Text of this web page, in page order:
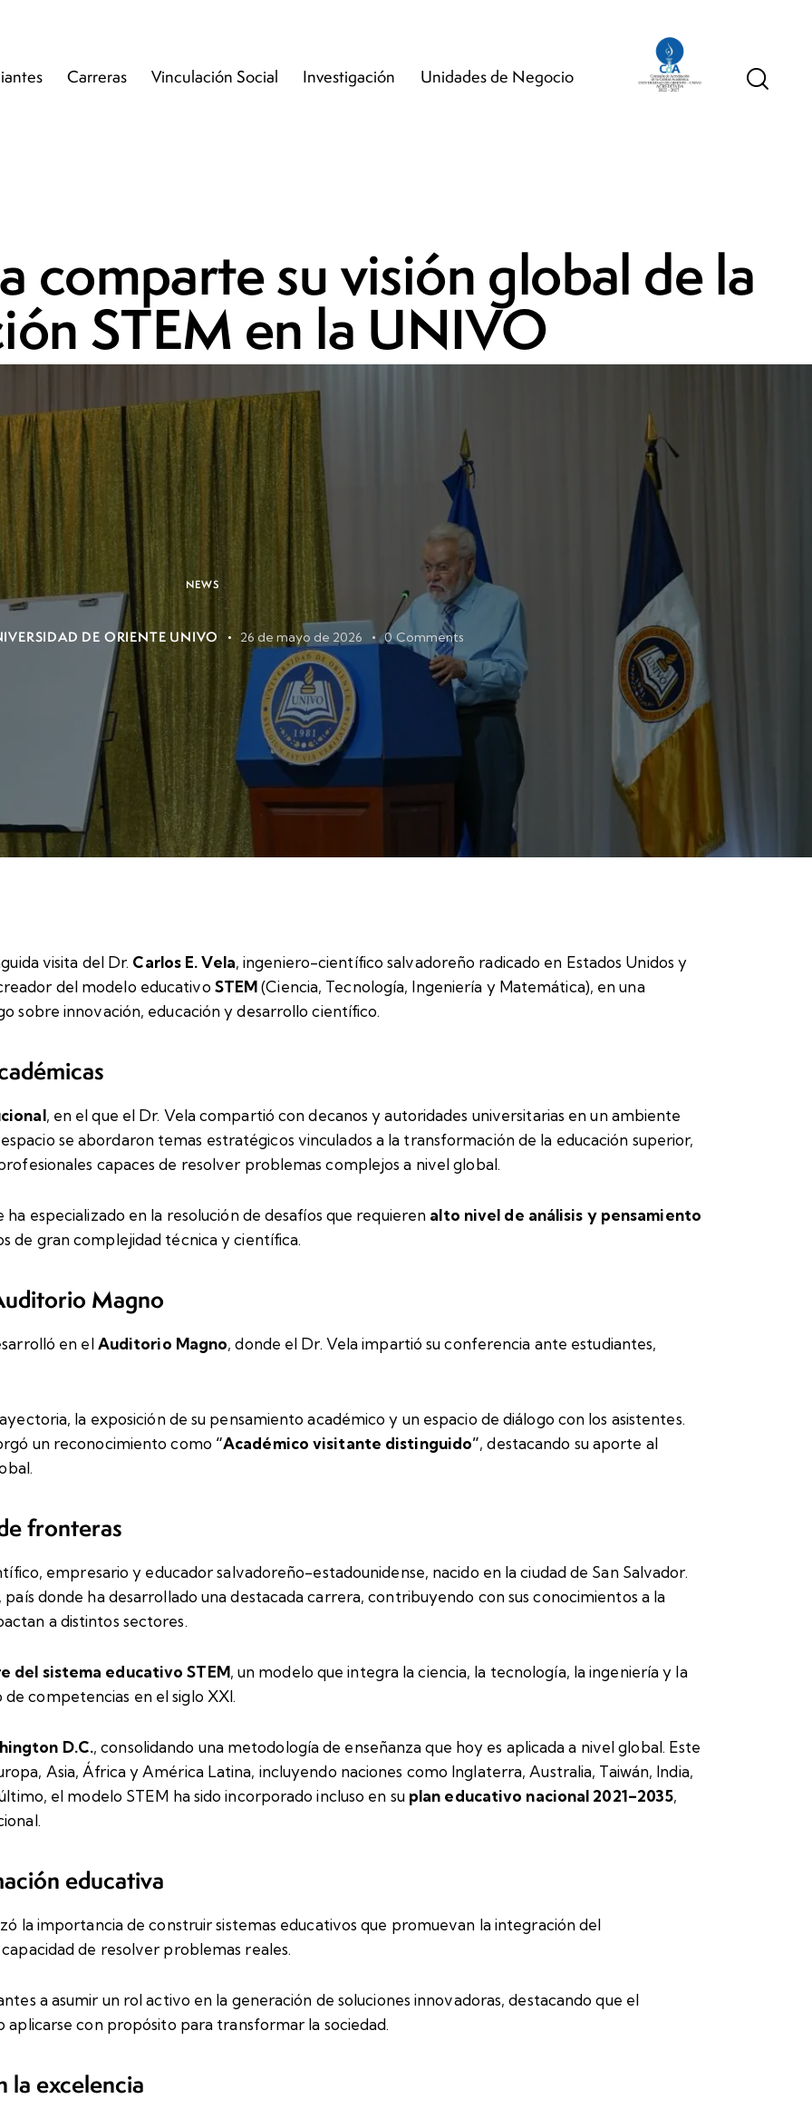
Carreras Vinculación Social Investigación Unidades de Negocio
comparte su visión global de la
STEM en la UNIVO
NEWS
DE ORIENTE UNIVO 26 de mayo de 2026 0 Comments
visita del Dr. Carlos E. Vela, ingeniero-científico salvadoreño radicado en Estados Unidos y
del modelo educativo STEM(Ciencia, Tecnología, Ingeniería y Matemática), en una
sobre innovación, educación y desarrollo científico.
, en el que el Dr. Vela compartió con decanos y autoridades universitarias en un ambiente
se abordaron temas estratégicos vinculados a la transformación de la educación superior,
capaces de resolver problemas complejos a nivel global.
ha especializado en la resolución de desafíos que requieren alto nivel de análisis y pensamiento
de gran complejidad técnica y científica.
Magno
en elAuditorio Magno, donde el Dr. Vela impartió su conferencia ante estudiantes,
la exposición de su pensamiento académico y un espacio de diálogo con los asistentes.
un reconocimiento como “Académico visitante distinguido”, destacando su aporte al
fronteras
empresario y educador salvadoreño-estadounidense, nacido en la ciudad de San Salvador.
país donde ha desarrollado una destacada carrera, contribuyendo con sus conocimientos a la
a distintos sectores.
del sistema educativo STEM, un modelo que integra la ciencia, la tecnología, la ingeniería y la
competencias en el siglo XXI.
D.C., consolidando una metodología de enseñanza que hoy es aplicada a nivel global. Este
Asia, África y América Latina, incluyendo naciones como Inglaterra, Australia, Taiwán, India,
el modelo STEM ha sido incorporado incluso en su plan educativo nacional 2021–2035,
educativa
la importancia de construir sistemas educativos que promuevan la integración del
de resolver problemas reales.
a asumir un rol activo en la generación de soluciones innovadoras, destacando que el
aplicarse con propósito para transformar la sociedad.
la excelencia